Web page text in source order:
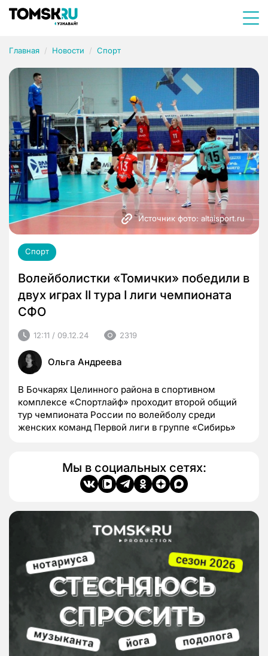
Главная Новости Спорт
Источник фото: altaisport.ru
Спорт
Волейболистки «Томички» победили в
двух играх II тура I лиги чемпионата
СФО
12:11 / 09.12.24 2319
Ольга Андреева
В Бочкарях Целинного района в спортивном
комплексе «Спортлайф» проходит второй общий
тур чемпионата России по волейболу среди
женских команд Первой лиги в группе «Сибирь»
Мы в социальных сетях: